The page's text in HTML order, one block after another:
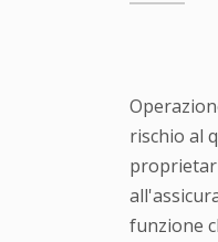
rischio al
funzione